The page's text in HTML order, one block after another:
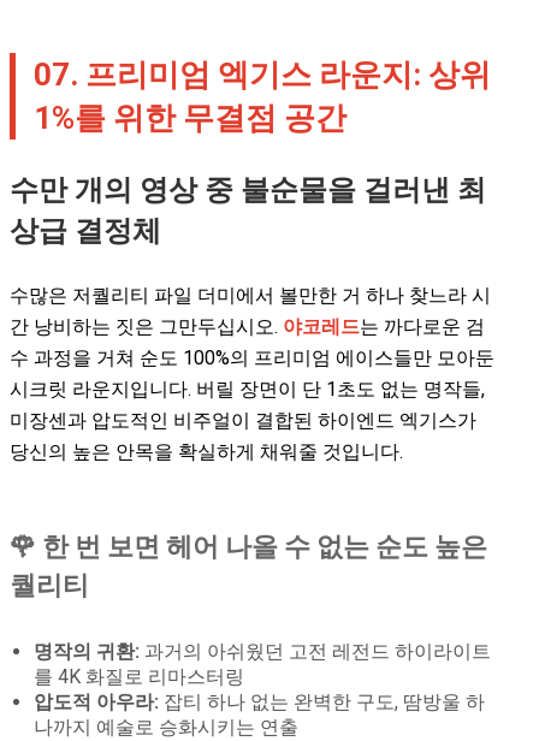
07. 프리미엄 엑기스 라운지: 상위
1%를 위한 무결점 공간
수만 개의 영상 중 불순물을 걸러낸 최
상급 결정체
수많은 저퀄리티 파일 더미에서 볼만한 거 하나 찾느라 시
간 낭비하는 짓은 그만두십시오. 야코레드는 까다로운 검
수 과정을 거쳐 순도 100%의 프리미엄 에이스들만 모아둔
시크릿 라운지입니다. 버릴 장면이 단 1초도 없는 명작들,
미장센과 압도적인 비주얼이 결합된 하이엔드 엑기스가
당신의 높은 안목을 확실하게 채워줄 것입니다.
🌹 한 번 보면 헤어 나올 수 없는 순도 높은
퀄리티
명작의 귀환: 과거의 아쉬웠던 고전 레전드 하이라이트
를 4K 화질로 리마스터링
압도적 아우라: 잡티 하나 없는 완벽한 구도, 땀방울 하
나까지 예술로 승화시키는 연출